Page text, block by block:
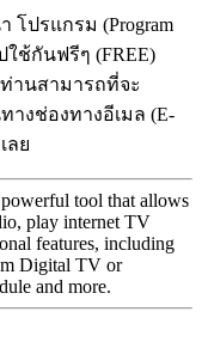
โปรแกรม (Program
ใช้กันฟรีๆ (FREE)
านสามารถที่จะ
งช่องทางอีเมล (E-
ลย
tool that allows
play internet TV
features, including
Digital TV or
and more.